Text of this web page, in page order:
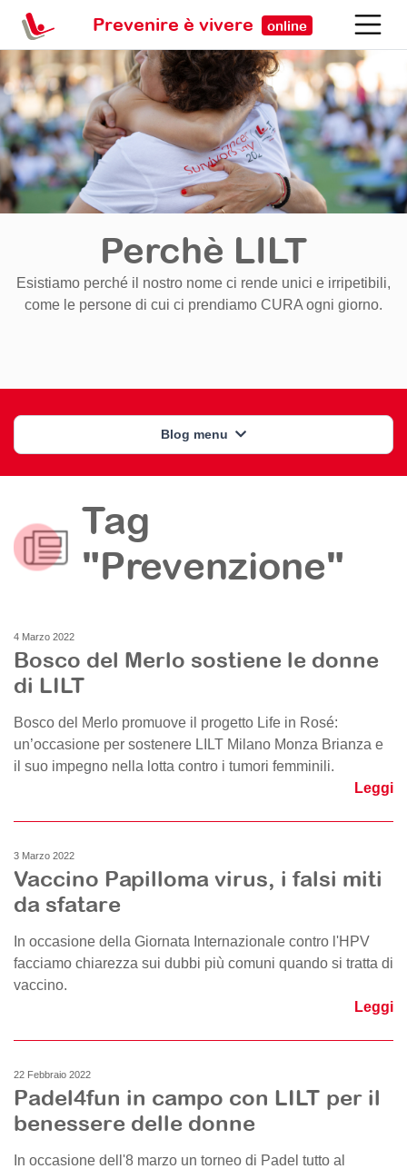
Prevenire è vivere online
Perchè LILT
Esistiamo perché il nostro nome ci rende unici e irripetibili,
come le persone di cui ci prendiamo CURA ogni giorno.
Blog menu
Tag
"Prevenzione"
4 Marzo 2022
Bosco del Merlo sostiene le donne
di LILT
Bosco del Merlo promuove il progetto Life in Rosé:
un’occasione per sostenere LILT Milano Monza Brianza e
il suo impegno nella lotta contro i tumori femminili.
Leggi
3 Marzo 2022
Vaccino Papilloma virus, i falsi miti
da sfatare
In occasione della Giornata Internazionale contro l'HPV
facciamo chiarezza sui dubbi più comuni quando si tratta di
vaccino.
Leggi
22 Febbraio 2022
Padel4fun in campo con LILT per il
benessere delle donne
In occasione dell'8 marzo un torneo di Padel tutto al